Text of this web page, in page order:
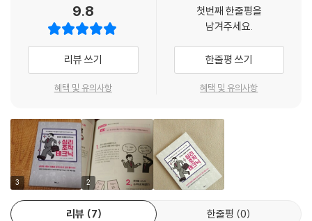
수 있는 다양한 사례를 바탕으로 상대가 누구냐에 따라 적절하게 대처해나
갈 수 있는 현실적이고 구체적인 방안을 제시한다.
이를 바탕으로 사회적 역할 관계를 이해하고, 그 관계를 유연하게 풀어가
는 방법을 제시해 성공적인 삶을 살아갈 수 있도록 이끌어 준다. 소개하는
20가지의 심리테크닉을 익히고 따라가다 보면 주변 사람들을 모두 내 편
기초심리학의 이론 법칙을 응용한 상황들을 일러스트와 함께 설명하고 활
용법을 제시했다. 이론에 대한 설명-이론의 예시-행동 목표-실천 과정,
이론의 장단점까지 친절한 설명과 절차를 나열한다.
말하기에 능숙하지 않은 사람이라도 20가지 심리조작 테크닉을 익히면 인
간관계의 고통에서 벗어날 수 있다.
9.8
리뷰 쓰기
혜택 및 유의사항
첫번째 한줄평을
남겨주세요.
한줄평 쓰기
혜택 및 유의사항
3 2
리뷰 7 한줄평 0